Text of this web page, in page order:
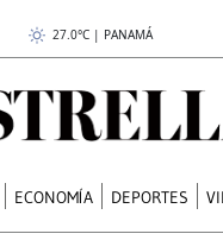
27.0°C | PANAMÁ
ECONOMÍA DEPORTES